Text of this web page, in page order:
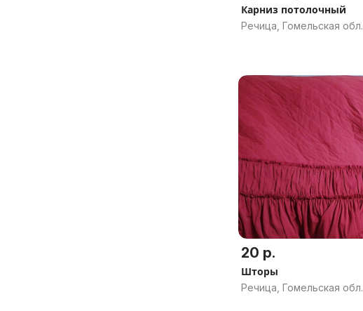
Карниз потолочный
Речица, Гомельская обл.
20 р.
Шторы
Речица, Гомельская обл.